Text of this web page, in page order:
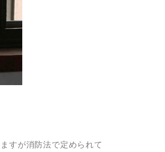
すが消防法で定められて